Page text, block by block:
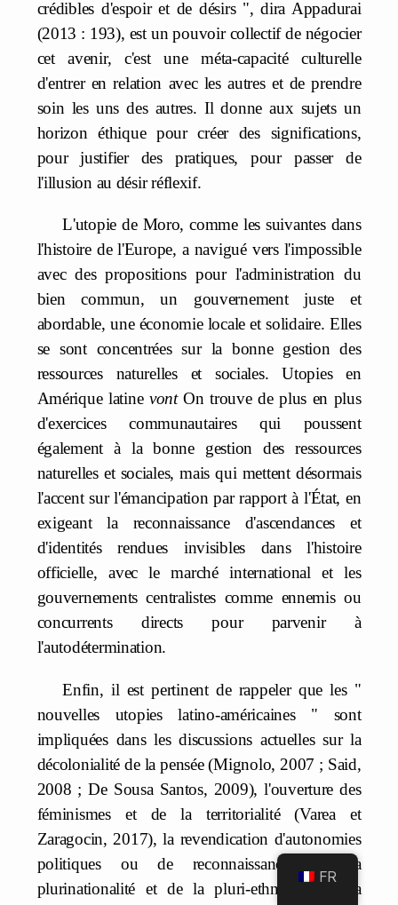
crédibles d'espoir et de désirs ", dira Appadurai
(2013 : 193), est un pouvoir collectif de négocier
cet avenir, c'est une méta-capacité culturelle
d'entrer en relation avec les autres et de prendre
soin les uns des autres. Il donne aux sujets un
horizon éthique pour créer des significations,
pour justifier des pratiques, pour passer de
l'illusion au désir réflexif.
L'utopie de Moro, comme les suivantes dans
l'histoire de l'Europe, a navigué vers l'impossible
avec des propositions pour l'administration du
bien commun, un gouvernement juste et
abordable, une économie locale et solidaire. Elles
se sont concentrées sur la bonne gestion des
ressources naturelles et sociales. Utopies en
Amérique latine vontOn trouve de plus en plus
d'exercices communautaires qui poussent
également à la bonne gestion des ressources
naturelles et sociales, mais qui mettent désormais
l'accent sur l'émancipation par rapport à l'État, en
exigeant la reconnaissance d'ascendances et
d'identités rendues invisibles dans l'histoire
officielle, avec le marché international et les
gouvernements centralistes comme ennemis ou
concurrents directs pour parvenir à
l'autodétermination.
Enfin, il est pertinent de rappeler que les "
nouvelles utopies latino-américaines " sont
impliquées dans les discussions actuelles sur la
décolonialité de la pensée (Mignolo, 2007 ; Said,
2008 ; De Sousa Santos, 2009), l'ouverture des
féminismes et de la territorialité (Varea et
Zaragocin, 2017), la revendication d'autonomies
politiques ou de reconnaissances de la
plurinationalité et de la pluri-ethnicité (De la
FR